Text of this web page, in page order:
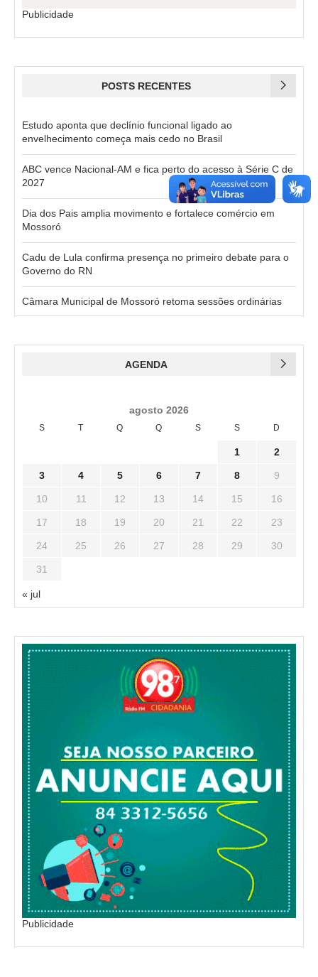
Publicidade
POSTS RECENTES
Estudo aponta que declínio funcional ligado ao
envelhecimento começa mais cedo no Brasil
ABC vence Nacional-AM e fica perto do acesso à Série C de
2027
Dia dos Pais amplia movimento e fortalece comércio em
Mossoró
Cadu de Lula confirma presença no primeiro debate para o
Governo do RN
Câmara Municipal de Mossoró retoma sessões ordinárias
AGENDA
agosto 2026
S T Q Q S S D
1 2
3 4 5 6 7 8 9
10 11 12 13 14 15 16
17 18 19 20 21 22 23
24 25 26 27 28 29 30
31
« jul
Publicidade